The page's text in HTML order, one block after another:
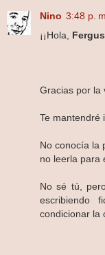
Nino 3:48 p.
¡¡Hola, Fergus
Gracias por la
Te mantendré
No conocía la
no leerla para
No sé tú,
escribiendo
condicionar la